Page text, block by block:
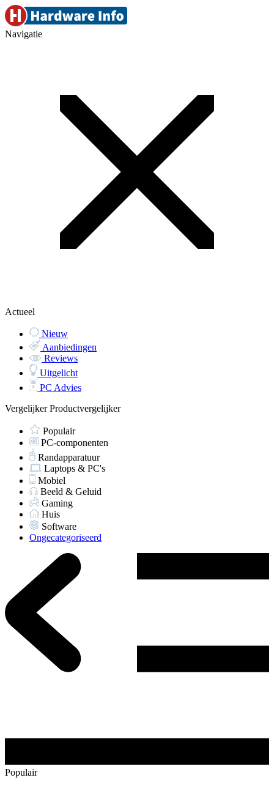
Navigatie
Actueel
Nieuw
Aanbiedingen
Reviews
Uitgelicht
PC Advies
VergelijkerProductvergelijker
Populair
PC-componenten
Randapparatuur
Laptops & PC's
Mobiel
Beeld & Geluid
Gaming
Huis
Software
Ongecategoriseerd
Populair